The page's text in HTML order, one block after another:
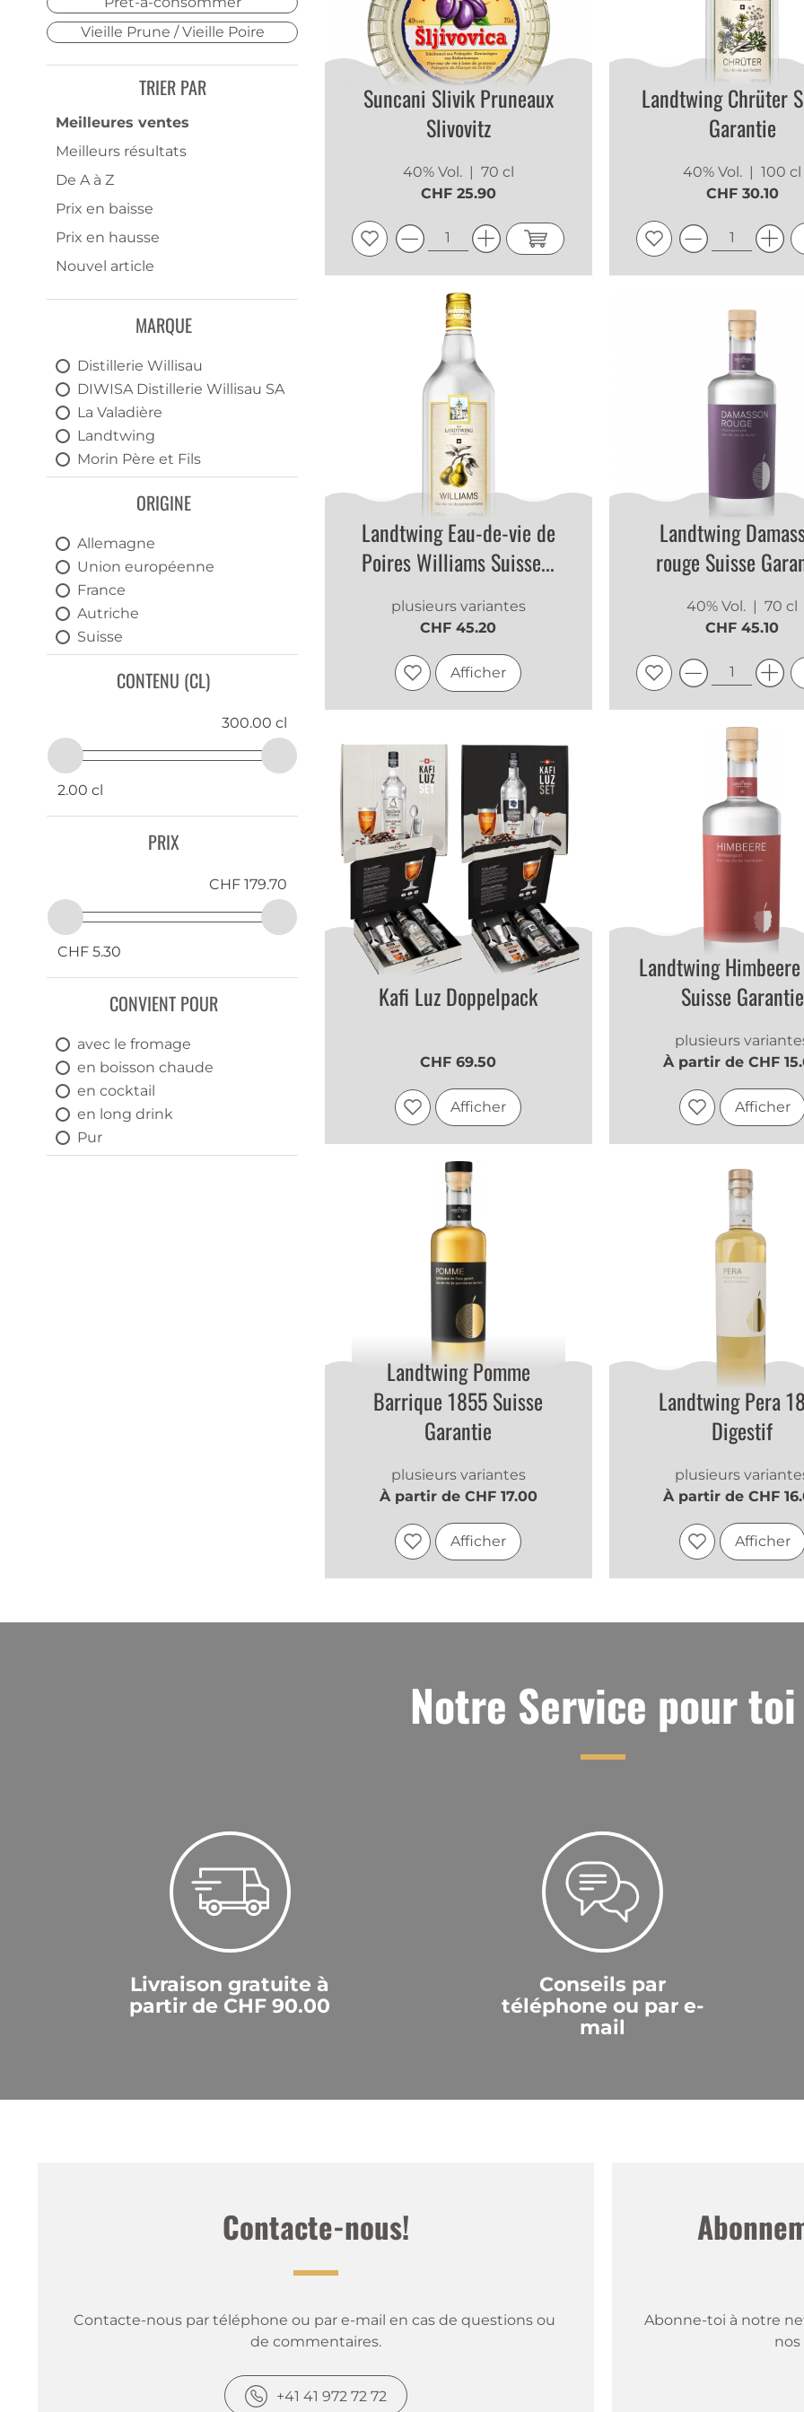
Vieille Prune / Vieille Poire
TRIER PAR
Meilleures ventes
Meilleurs résultats
De A à Z
Prix en baisse
Prix en hausse
Nouvel article
MARQUE
Distillerie Willisau
DIWISA Distillerie Willisau SA
La Valadière
Landtwing
Morin Père et Fils
Reine Margot
Stroh
Suncani Slivik
Ueli's
Veinard
ORIGINE
Allemagne
Union européenne
France
Autriche
Suisse
Serbien
CONTENU (CL)
2.00 cl
300.00 cl
PRIX
CHF 5.30
CHF 179.70
CONVIENT POUR
avec le fromage
en boisson chaude
en cocktail
en long drink
Pur
Suncani Slivik Pruneaux
Slivovitz
40% Vol.
| 70 cl
CHF 25.90
Landtwing Chrüter
Garantie
40% Vol.
| 100 cl
CHF 30.10
Landtwing Eau-de-vie de
Poires Williams Suisse...
plusieurs variantes
CHF 45.20
Afficher
Landtwing
rouge Suisse
40% Vol.
| 70 cl
CHF 45.10
Kafi Luz Doppelpack
CHF 69.50
Afficher
Landtwing
Suisse Garantie
plusieurs
À partir de CHF
Afficher
Landtwing Pomme
Barrique 1855 Suisse
Garantie
plusieurs variantes
À partir de CHF 17.00
Afficher
Landtwing Pera
Digestif
plusieurs
À partir de CHF
Afficher
Notre Service pour toi
Livraison gratuite à
partir de CHF 90.00
Conseils par
téléphone ou par e-
mail
Contacte-nous!
Contacte-nous par téléphone ou par e-mail en cas de questions ou
de commentaires.
+41 41 972 72 72
Abonne-toi à notre